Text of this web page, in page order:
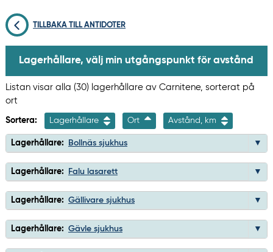
TILLBAKA TILL ANTIDOTER
Lagerhållare, välj min utgångspunkt för avstånd
Listan visar alla (30) lagerhållare av Carnitene, sorterat på
ort
Sortera: Lagerhållare Ort Avstånd, km
Lagerhållare: Bollnäs sjukhus
Lagerhållare: Falu lasarett
Lagerhållare: Gällivare sjukhus
Lagerhållare: Gävle sjukhus